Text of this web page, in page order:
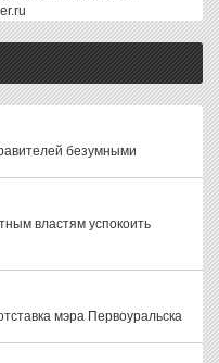
безумными
властям успокоить
мэра Первоуральска